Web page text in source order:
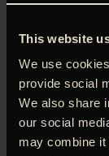
This website
We use
provide social
We also share
our social
may combine it
Det er
som en slags
træskærer i